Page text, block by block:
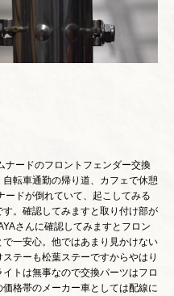
ナードのフロントフェンダー交換
転車通勤の帰り道、カフェで休憩
ードが倒れていて、起こしてみる
。確認してみますと取り付け部が
さんに確認してみますとフロン
一安心。他ではあまり見かけない
テーも松葉ステーですからやはり
トは無事なので交換パーツはフロ
格帯のメーカー車としては配線に